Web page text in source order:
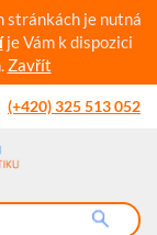
stránkách je nutná
je Vám k dispozici
Zavřít
(+420) 325 513 052